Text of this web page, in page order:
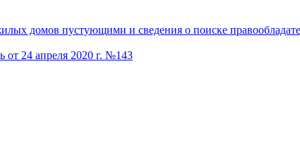
домов пустующими и сведения о поиске
от 24 апреля 2020 г. №143